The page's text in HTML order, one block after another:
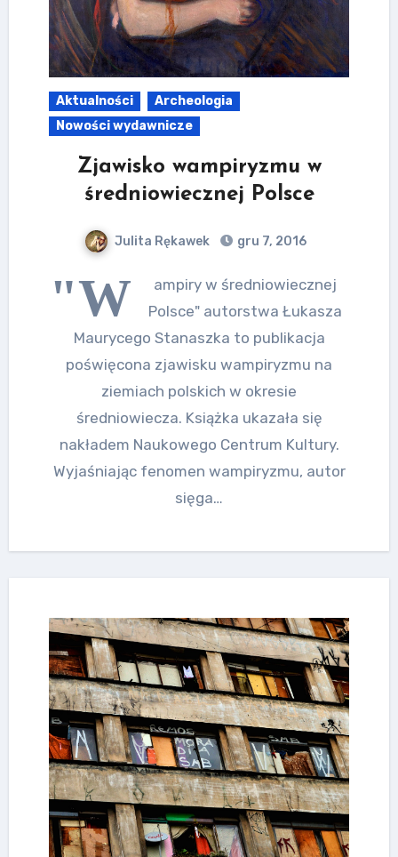
Aktualności
Archeologia
Nowości wydawnicze
Zjawisko wampiryzmu w
średniowiecznej Polsce
Julita Rękawek gru 7, 2016
"W
ampiry w średniowiecznej
Polsce" autorstwa Łukasza
Maurycego Stanaszka to publikacja
poświęcona zjawisku wampiryzmu na
ziemiach polskich w okresie
średniowiecza. Książka ukazała się
nakładem Naukowego Centrum Kultury.
Wyjaśniając fenomen wampiryzmu, autor
sięga…